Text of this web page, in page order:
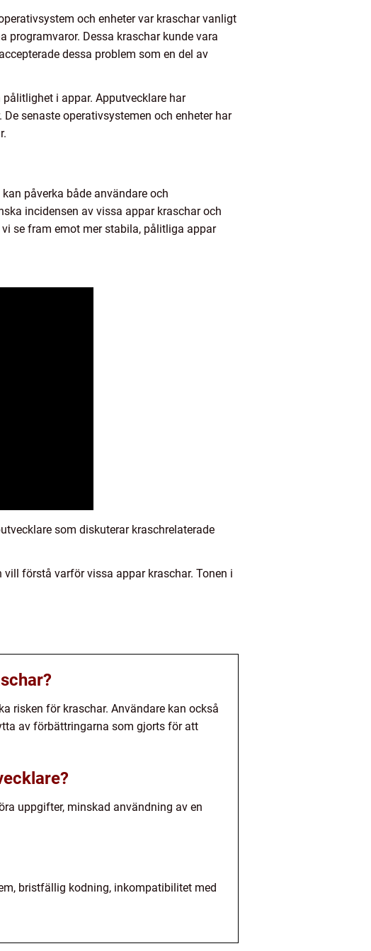
och enheter var kraschar vanligt
Dessa kraschar kunde vara
dessa problem som en del av
i appar. Apputvecklare har
senaste operativsystemen och enheter har
påverka både användare och
incidensen av vissa appar kraschar och
se fram emot mer stabila, pålitliga appar
som diskuterar kraschrelaterade
förstå varför vissa appar kraschar. Tonen i
risken för kraschar. Användare kan också
av förbättringarna som gjorts för att
uppgifter, minskad användning av en
bristfällig kodning, inkompatibilitet med